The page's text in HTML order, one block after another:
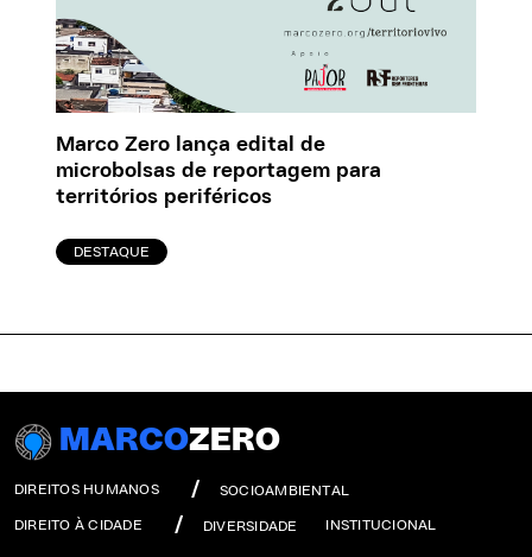
Marco Zero lança edital de
microbolsas de reportagem para
territórios periféricos
DESTAQUE
MARCOZERO
DIREITOS HUMANOS SOCIOAMBIENTAL
DIREITO À CIDADE DIVERSIDADE INSTITUCIONAL